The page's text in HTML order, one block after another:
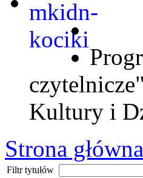
Kultury i
Strona główna
Filtr tytułów